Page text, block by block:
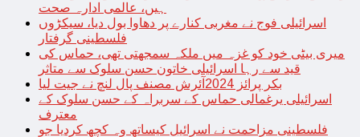
ہیں، عالمی ادارہ صحت
اسرائیلی فوج نے مغربی کنارے پر دھاوا بول دیا، سیکڑوں
فلسطینی گرفتار
میری بیٹی خود کو غزہ میں ملکہ سمجھتی تھی، حماس کی
قید سے رہا اسرائیلی خاتون حسن سلوک سے متاثر
بکر پرائز 2024آئرش مصنف پال لنچ نے جیت لیا
اسرائیلی یرغمالی حماس کے سربراہ کے حسن سلوک کے
معترف
فلسطینی مزاحمت نے اسرائیل کیساتھ وہ کچھ کردیا جو